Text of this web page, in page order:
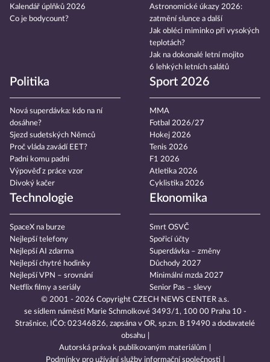
Kalendář úplňků 2026
Co je bodycount?
Astronomické úkazy 2026:
zatmění slunce a další
Jak obléci miminko při vysokých
teplotách?
Jak na dokonalé letní mojito
6 lehkých letních salátů
Politika
Nová superdávka: kdo na ní
dosáhne?
Sjezd sudetských Němců
Proč vláda zavádí EET?
Padni komu padni
Výpověď z práce vzor
Divoký kačer
Sport 2026
MMA
Fotbal 2026/27
Hokej 2026
Tenis 2026
F1 2026
Atletika 2026
Cyklistika 2026
Technologie
SpaceX na burze
Nejlepší telefony
Nejlepší AI zdarma
Nejlepší chytré hodinky
Nejlepší VPN – srovnání
Netflix filmy a seriály
Ekonomika
Smrt OSVČ
Spořicí účty
Superdávka – změny
Důchody 2027
Minimální mzda 2027
Senior Pas – slevy
© 2001 - 2026 Copyright CZECH NEWS CENTER a.s.
se sídlem náměstí Marie Schmolkové 3493/1, 100 00 Praha 10 -
Strašnice, IČO: 02346826, zapsána v OR, sp.zn. B 19490 a dodavatelé
obsahu
Autorská práva k publikovaným materiálům
Podmínky pro užívání služby informační společnosti